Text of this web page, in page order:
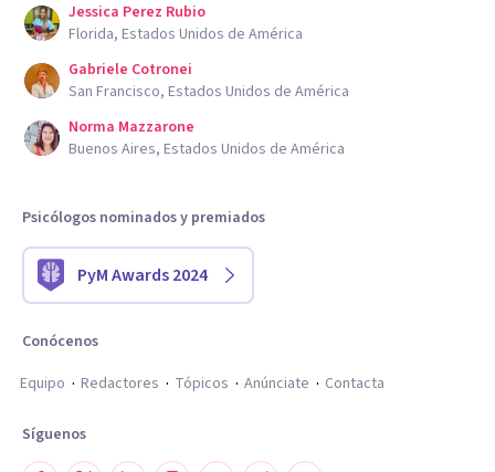
Jessica Perez Rubio
Florida, Estados Unidos de América
Gabriele Cotronei
San Francisco, Estados Unidos de América
Norma Mazzarone
Buenos Aires, Estados Unidos de América
Psicólogos nominados y premiados
PyM Awards 2024
Conócenos
Equipo
Redactores Tópicos Anúnciate Contacta
Síguenos